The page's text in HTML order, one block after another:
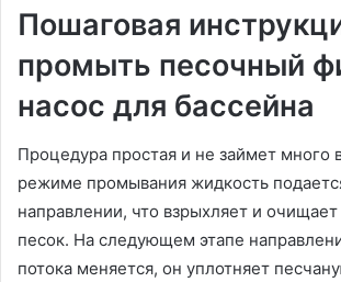
Пошаговая
промыть песочный
насос для бассейна
Процедура простая и не займет много
режиме промывания жидкость
направлении, что взрыхляет и
песок. На следующем этапе
потока меняется, он уплотняет